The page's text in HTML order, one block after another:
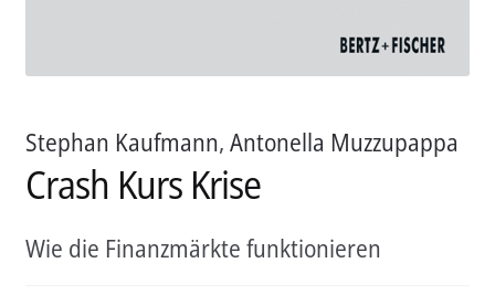
Stephan Kaufmann, Antonella Muzzupappa
Crash Kurs Krise
Wie die Finanzmärkte funktionieren